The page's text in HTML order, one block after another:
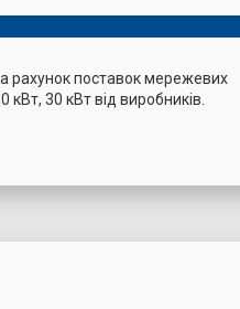
рахунок поставок мережевих
кВт, 30 кВт від виробників.